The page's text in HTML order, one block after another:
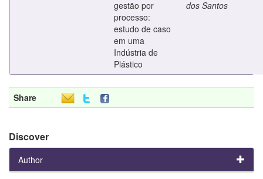
gestão por
processo:
estudo de caso
em uma
Indústria de
Plástico
dos Santos
Share
Discover
Author